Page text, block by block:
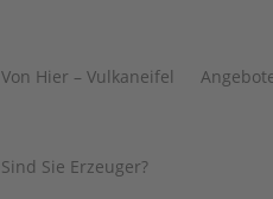
Von Hier – Vulkaneifel
Sind Sie Erzeuger?